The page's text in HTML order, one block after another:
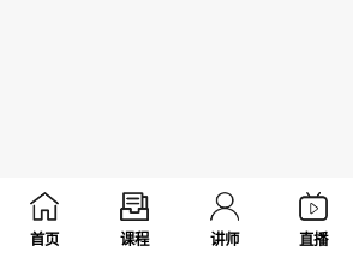
首页 课程 讲师 直播